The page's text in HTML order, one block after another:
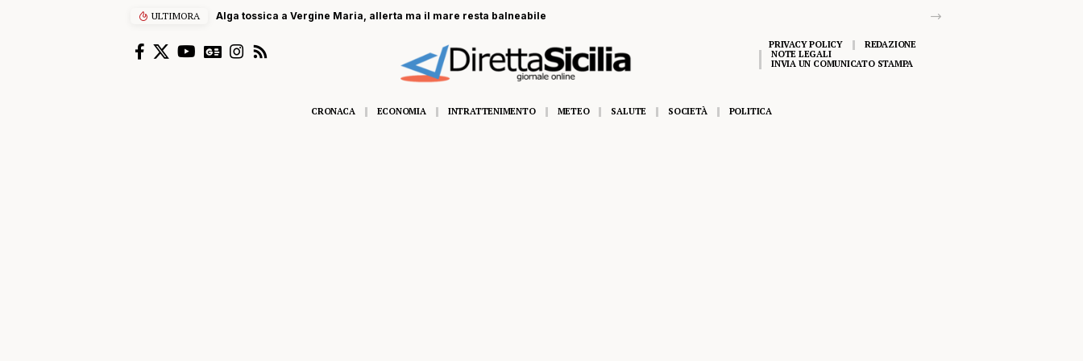
ULTIMORA Alga tossica a Vergine Maria, allerta ma il mare resta balneabile
PRIVACY POLICY
REDAZIONE
NOTE LEGALI
INVIA UN COMUNICATO STAMPA
CRONACA ECONOMIA INTRATTENIMENTO METEO SALUTE SOCIETÀ POLITICA